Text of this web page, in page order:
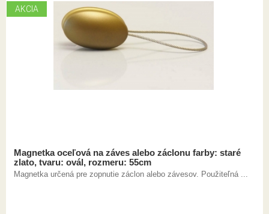
AKCIA
Magnetka oceľová na záves alebo záclonu farby: staré
zlato, tvaru: ovál, rozmeru: 55cm
Magnetka určená pre zopnutie záclon alebo závesov. Použiteľná ...